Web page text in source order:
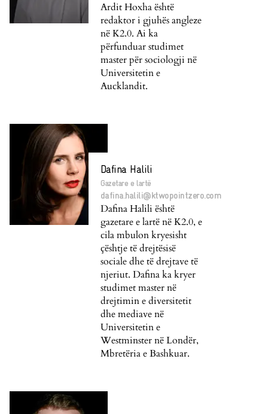
Ardit Hoxha është
redaktor i gjuhës angleze
në K2.0. Ai ka
përfunduar studimet
master për sociologji në
Universitetin e
Aucklandit.
Dafina Halili
Gazetare e lartë
dafina.halili@ktwopointzero.com
Dafina Halili është
gazetare e lartë në K2.0, e
cila mbulon kryesisht
çështje të drejtësisë
sociale dhe të drejtave të
njeriut. Dafina ka kryer
studimet master në
drejtimin e diversitetit
dhe mediave në
Universitetin e
Westminster në Londër,
Mbretëria e Bashkuar.